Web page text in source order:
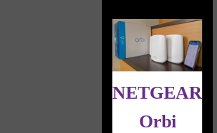
NETGEAR
Orbi